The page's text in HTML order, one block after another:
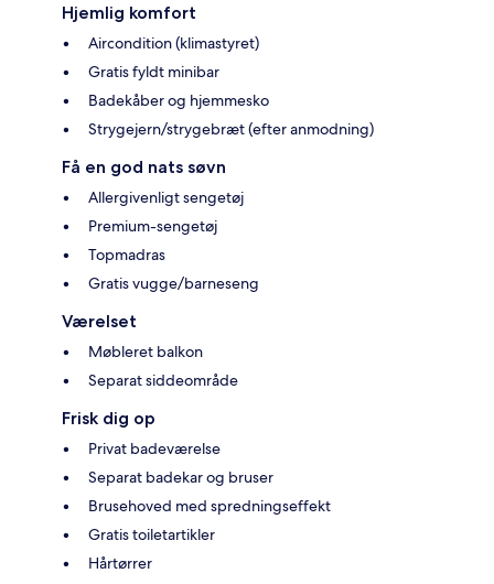
Hjemlig komfort
Aircondition (klimastyret)
Gratis fyldt minibar
Badekåber og hjemmesko
Strygejern/strygebræt (efter anmodning)
Få en god nats søvn
Allergivenligt sengetøj
Premium-sengetøj
Topmadras
Gratis vugge/barneseng
Værelset
Møbleret balkon
Separat siddeområde
Frisk dig op
Privat badeværelse
Separat badekar og bruser
Brusehoved med spredningseffekt
Gratis toiletartikler
Hårtørrer